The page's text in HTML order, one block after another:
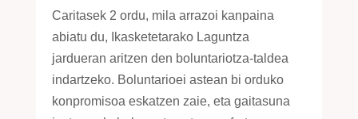
Caritasek 2 ordu, mila arrazoi kanpaina
abiatu du, Ikasketetarako Laguntza
jardueran aritzen den boluntariotza-taldea
indartzeko. Boluntarioei astean bi orduko
konpromisoa eskatzen zaie, eta gaitasuna